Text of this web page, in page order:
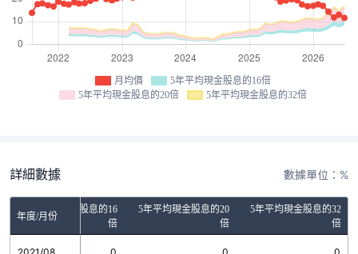
月均價
5年平均現金股息的16倍
5年平均現金股息的20倍
5年平均現金股息的32倍
詳細數據 數據單位：%
年度/月份
5年平均現金股息的16
倍
5年平均現金股息的20
倍
5年平均現金股息的32
倍